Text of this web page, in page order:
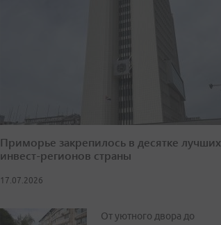
Приморье закрепилось в десятке лучших
инвест-регионов страны
17.07.2026
От уютного двора до